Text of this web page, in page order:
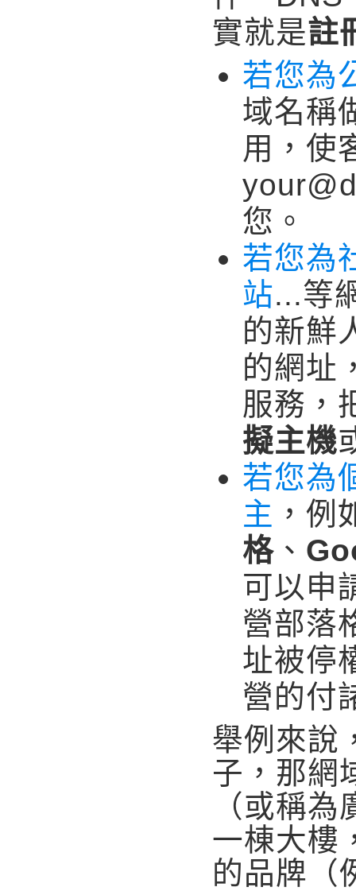
實就是註
若您為
域名稱
用，使
您。
若您為
站...等
的新鮮
的網址
服務，
擬主機
若您為
主 ，
格 、
可以申
營部落
址被停
營的付
舉例來說
子，那網
（或稱
一棟大樓
的品牌（